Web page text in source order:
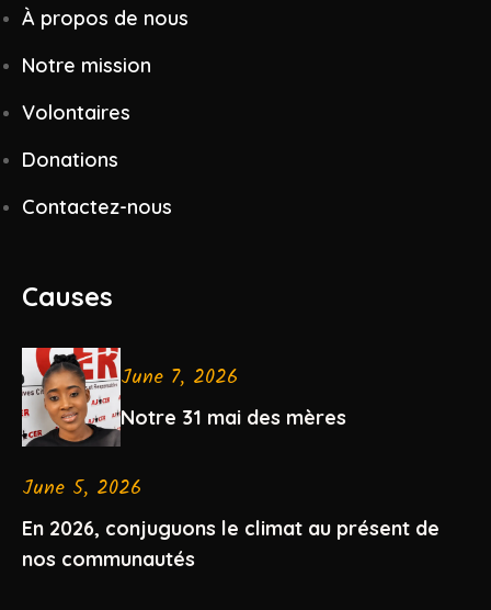
À propos de nous
Notre mission
Volontaires
Donations
Contactez-nous
Causes
June 7, 2026
Notre 31 mai des mères
June 5, 2026
En 2026, conjuguons le climat au présent de
nos communautés